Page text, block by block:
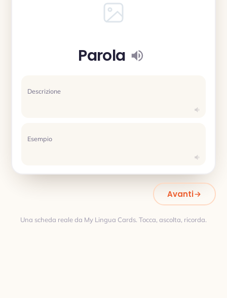
Parola
Descrizione
Esempio
Avanti
Una scheda reale da My Lingua Cards. Tocca, ascolta, ricorda.